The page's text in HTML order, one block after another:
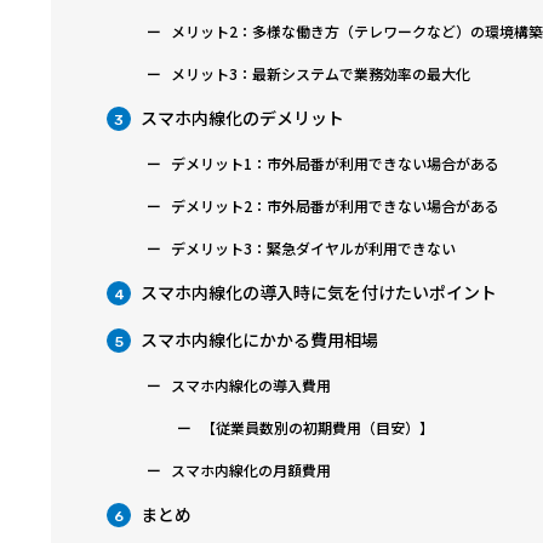
メリット2：多様な働き方（テレワークなど）の環境構
メリット3：最新システムで業務効率の最大化
3 スマホ内線化のデメリット
デメリット1：市外局番が利用できない場合がある
デメリット2：市外局番が利用できない場合がある
デメリット3：緊急ダイヤルが利用できない
4 スマホ内線化の導入時に気を付けたいポイント
5 スマホ内線化にかかる費用相場
スマホ内線化の導入費用
【従業員数別の初期費用（目安）】
スマホ内線化の月額費用
6 まとめ